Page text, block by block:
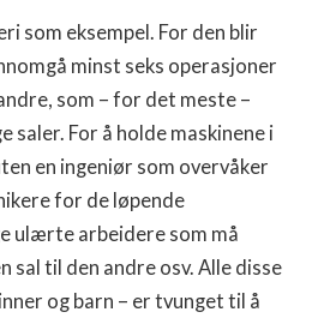
som eksempel. For den blir
minst seks operasjoner
som – for det meste –
saler. For å holde maskinene i
en ingeniør som overvåker
for de løpende
ulærte arbeidere som må
sal til den andre osv. Alle disse
og barn – er tvunget til å